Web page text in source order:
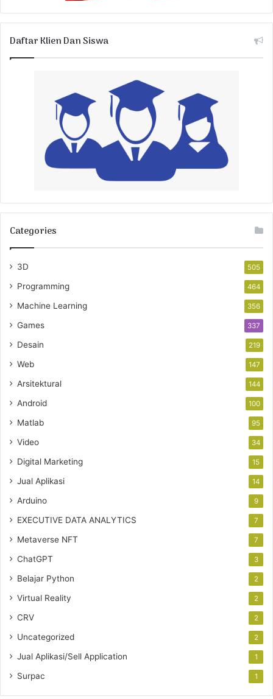
Daftar Klien Dan Siswa
Categories
3D 505
Programming 464
Machine Learning 356
Games 337
Desain 219
Web 147
Arsitektural 144
Android 100
Matlab 95
Video 34
Digital Marketing 15
Jual Aplikasi 14
Arduino 9
EXECUTIVE DATA ANALYTICS 7
Metaverse NFT 7
ChatGPT 3
Belajar Python 2
Virtual Reality 2
CRV 2
Uncategorized 2
Jual Aplikasi/Sell Application 1
Surpac 1